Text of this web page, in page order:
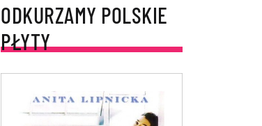
ODKURZAMY POLSKIE
PŁYTY